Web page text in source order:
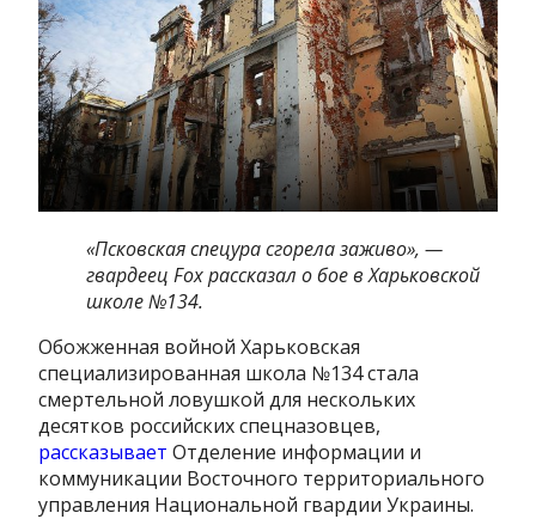
«Псковская спецура сгорела заживо», —
гвардеец Fox рассказал о бое в Харьковской
школе №134.
Обожженная войной Харьковская
специализированная школа №134 стала
смертельной ловушкой для нескольких
десятков российских спецназовцев,
рассказывает Отделение информации и
коммуникации Восточного территориального
управления Национальной гвардии Украины.